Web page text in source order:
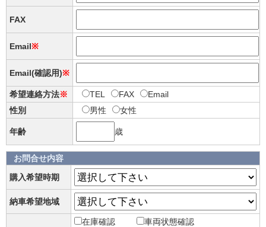
FAX
Email※
Email(確認用)※
希望連絡方法※ TEL FAX
Email
性別
男性 女性
年齢 歳
お問合せ内容
購入希望時期
納車希望地域
在庫確認
車両状態確認